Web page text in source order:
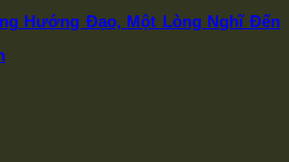
Hướng Đạo, Một Lòng Nghĩ Đến